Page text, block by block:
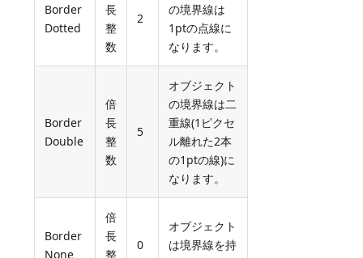
Border
Dotted
長
整
数
2
の境界線は
1ptの点線に
なります。
Border
Double
倍
長
整
数
5
オブジェクト
の境界線は二
重線(1ピクセ
ル離れた2本
の1ptの線)に
なります。
Border
None
倍
長
整
0
オブジェクト
は境界線を持